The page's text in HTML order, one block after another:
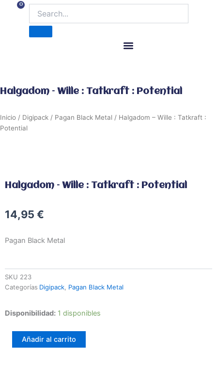
contenido
0
Carrito
Halgadom – Wille : Tatkraft : Potential
Inicio / Digipack / Pagan Black Metal / Halgadom – Wille : Tatkraft :
Potential
Halgadom – Wille : Tatkraft : Potential
14,95 €
Pagan Black Metal
SKU 223
Categorías Digipack, Pagan Black Metal
Disponibilidad: 1 disponibles
Halgadom
Wille
Tatkraft
Añadir al carrito